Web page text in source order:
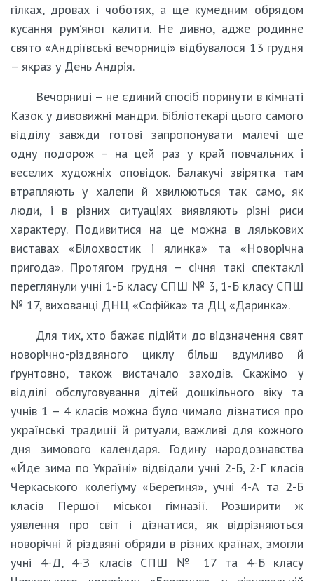
гілках, дровах і чоботях, а ще кумедним обрядом
кусання рум’яної калити. Не дивно, адже родинне
свято «Андріївські вечорниці» відбувалося 13 грудня
– якраз у День Андрія.
Вечорниці – не єдиний спосіб поринути в кімнаті
Казок у дивовижні мандри. Бібліотекарі цього самого
відділу завжди готові запропонувати малечі ще
одну подорож – на цей раз у край повчальних і
веселих художніх оповідок. Балакучі звірятка там
втрапляють у халепи й хвилюються так само, як
люди, і в різних ситуаціях виявляють різні риси
характеру. Подивитися на це можна в лялькових
виставах «Білохвостик і ялинка» та «Новорічна
пригода». Протягом грудня – січня такі спектаклі
переглянули учні 1-Б класу СПШ № 3, 1-Б класу СПШ
№ 17, вихованці ДНЦ «Софійка» та ДЦ «Даринка».
Для тих, хто бажає підійти до відзначення свят
новорічно-різдвяного циклу більш вдумливо й
ґрунтовно, також вистачало заходів. Скажімо у
відділі обслуговування дітей дошкільного віку та
учнів 1 – 4 класів можна було чимало дізнатися про
українські традиції й ритуали, важливі для кожного
дня зимового календаря. Годину народознавства
«Йде зима по Україні» відвідали учні 2-Б, 2-Г класів
Черкаського колегіуму «Берегиня», учні 4-А та 2-Б
класів Першої міської гімназії. Розширити ж
уявлення про світ і дізнатися, як відрізняються
новорічні й різдвяні обряди в різних країнах, змогли
учні 4-Д, 4-З класів СПШ № 17 та 4-Б класу